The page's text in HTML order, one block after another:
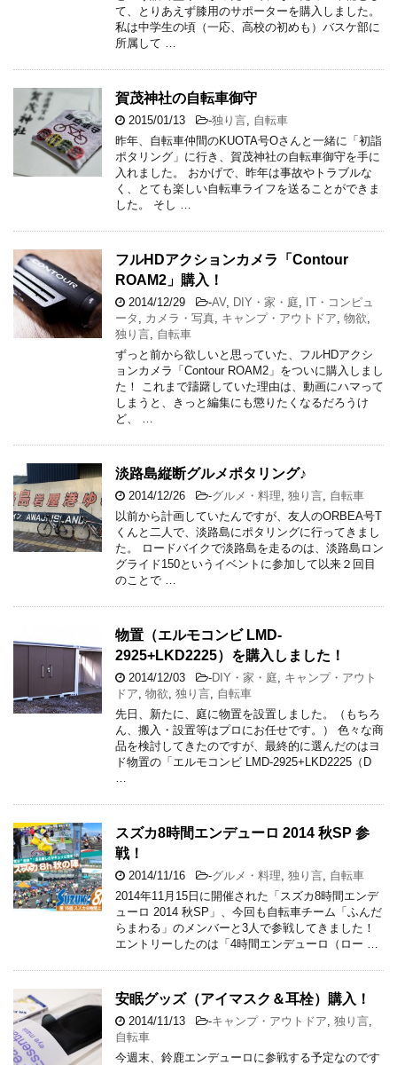
て、とりあえず膝用のサポーターを購入しました。
私は中学生の頃（一応、高校の初めも）バスケ部に
所属して …
賀茂神社の自転車御守
2015/01/13 -独り言 自転車
昨年、自転車仲間のKUOTA号Oさんと一緒に「初詣
ポタリング」に行き、賀茂神社の自転車御守を手に
入れました。 おかげで、昨年は事故やトラブルな
く、とても楽しい自転車ライフを送ることができま
した。 そし …
フルHDアクションカメラ「Contour
ROAM2」購入！
2014/12/29 -AV, DIY・家・庭
IT・コンピュ
ータ
カメラ・写真 キャンプ・アウトドア 物欲
独り言 自転車
ずっと前から欲しいと思っていた、フルHDアクシ
ョンカメラ「Contour ROAM2」をついに購入しまし
た！ これまで躊躇していた理由は、動画にハマって
しまうと、きっと編集にも懲りたくなるだろうけ
ど、 …
淡路島縦断グルメポタリング♪
2014/12/26 -グルメ・料理 独り言 自転車
以前から計画していたんですが、友人のORBEA号T
くんと二人で、淡路島にポタリングに行ってきまし
た。 ロードバイクで淡路島を走るのは、淡路島ロン
グライド150というイベントに参加して以来２回目
のことで …
物置（エルモコンビ LMD-
2925+LKD2225）を購入しました！
2014/12/03 -DIY・家・庭
キャンプ・アウト
ドア 物欲 独り言 自転車
先日、新たに、庭に物置を設置しました。（もちろ
ん、搬入・設置等はプロにお任せです。） 色々な商
品を検討してきたのですが、最終的に選んだのはヨ
ド物置の「エルモコンビ LMD-2925+LKD2225（D
スズカ8時間エンデューロ 2014 秋SP 参
戦！
2014/11/16 -グルメ・料理 独り言 自転車
2014年11月15日に開催された「スズカ8時間エンデ
ューロ 2014 秋SP」、今回も自転車チーム「ふんだ
らまわる」のメンバーと3人で参戦してきました！
エントリーしたのは「4時間エンデューロ（ロー …
安眠グッズ（アイマスク＆耳栓）購入！
2014/11/13 -キャンプ・アウトドア 独り言
自転車
今週末、鈴鹿エンデューロに参戦する予定なのです